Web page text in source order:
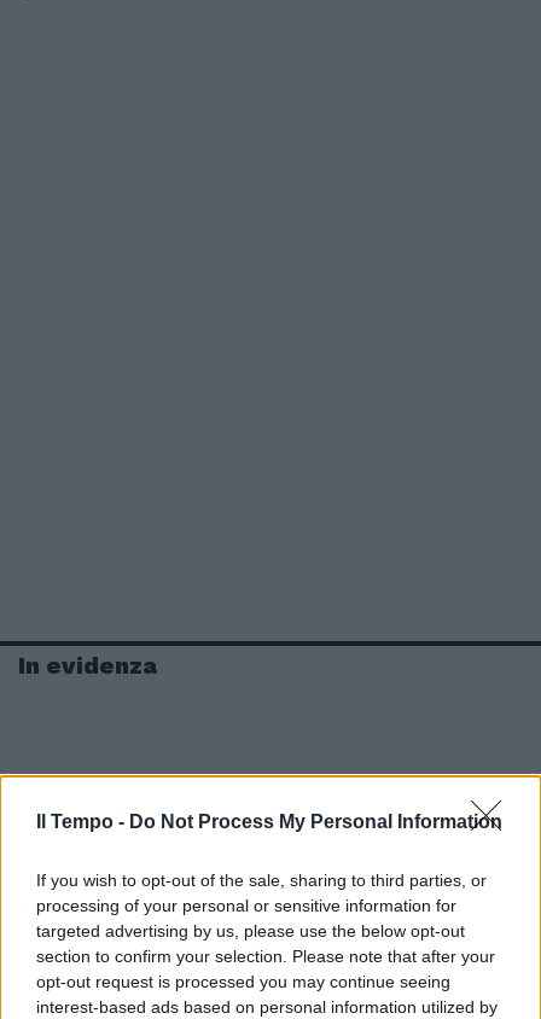
Il Tempo - Do Not Process My Personal Information
If you wish to opt-out of the sale, sharing to third parties, or
processing of your personal or sensitive information for
targeted advertising by us, please use the below opt-out
section to confirm your selection. Please note that after your
opt-out request is processed you may continue seeing
interest-based ads based on personal information utilized by
In evidenza